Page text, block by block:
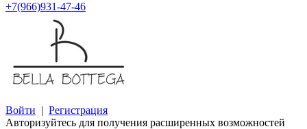
+7(966)931-47-46
Войти | Регистрация
Авторизуйтесь для получения расширенных возможностей